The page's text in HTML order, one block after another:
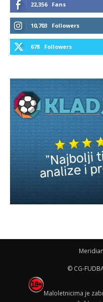
22,356 Fans
10,703 Followers
678 Followers
© CG-
Maloletnicima je